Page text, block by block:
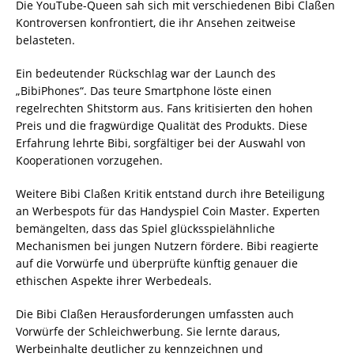
Die YouTube-Queen sah sich mit verschiedenen Bibi Claßen
Kontroversen konfrontiert, die ihr Ansehen zeitweise
belasteten.
Ein bedeutender Rückschlag war der Launch des
„BibiPhones“. Das teure Smartphone löste einen
regelrechten Shitstorm aus. Fans kritisierten den hohen
Preis und die fragwürdige Qualität des Produkts. Diese
Erfahrung lehrte Bibi, sorgfältiger bei der Auswahl von
Kooperationen vorzugehen.
Weitere Bibi Claßen Kritik entstand durch ihre Beteiligung
an Werbespots für das Handyspiel Coin Master. Experten
bemängelten, dass das Spiel glücksspielähnliche
Mechanismen bei jungen Nutzern fördere. Bibi reagierte
auf die Vorwürfe und überprüfte künftig genauer die
ethischen Aspekte ihrer Werbedeals.
Die Bibi Claßen Herausforderungen umfassten auch
Vorwürfe der Schleichwerbung. Sie lernte daraus,
Werbeinhalte deutlicher zu kennzeichnen und